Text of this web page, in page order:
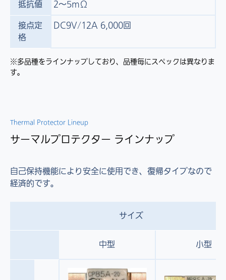
抵抗値
2～5mΩ
接点定
格
DC9V/12A 6,000回
※多品種をラインナップしており、品種毎にスペックは異なりま
す。
Thermal Protector Lineup
サーマルプロテクター ラインナップ
自己保持機能により安全に使用でき、復帰タイプなので
経済的です。
サイズ
中型 小型